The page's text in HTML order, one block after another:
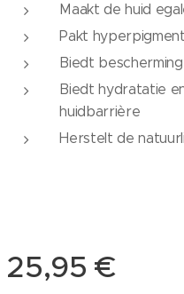
Maakt de huid
Pakt
Biedt
Biedt hydratatie
huidbarrière
Herstelt de
25,95 €